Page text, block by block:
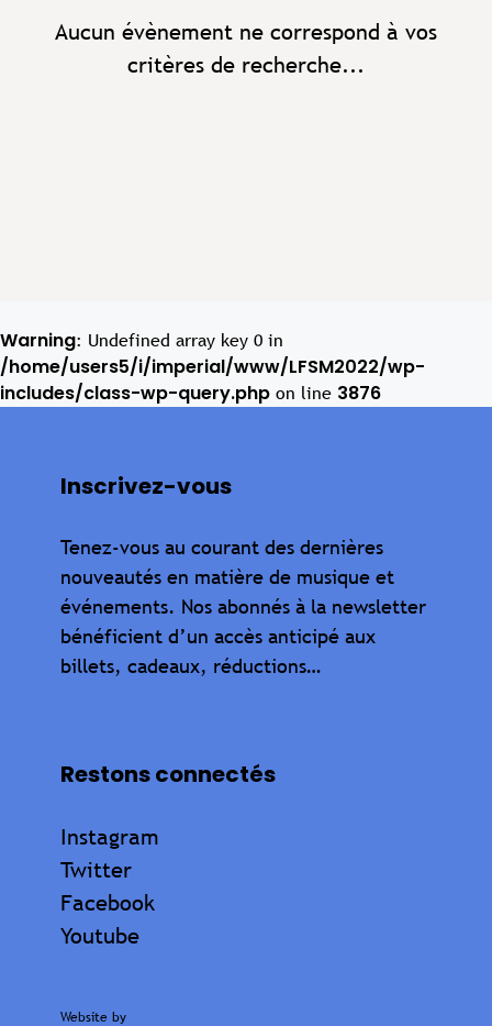
Aucun évènement ne correspond à vos
critères de recherche...
Warning: Undefined array key 0 in
/home/users5/i/imperial/www/LFSM2022/wp-
includes/class-wp-query.php on line 3876
Inscrivez-vous
Tenez-vous au courant des dernières
nouveautés en matière de musique et
événements. Nos abonnés à la newsletter
bénéficient d’un accès anticipé aux
billets, cadeaux, réductions…
Restons connectés
Instagram
Twitter
Facebook
Youtube
Website by